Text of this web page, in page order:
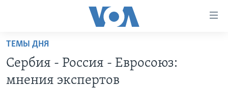
Перейти
основной
контент
ГЛАВНОЕ
ПРОГРАММЫ
ТЕМЫ ДНЯ
Сербия - Россия - Евросоюз:
мнения экспертов